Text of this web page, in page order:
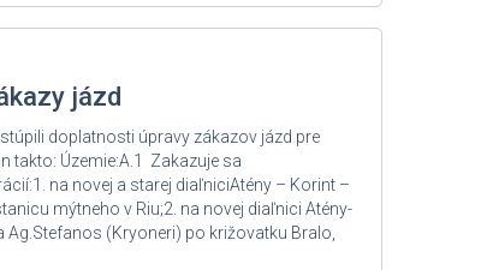
jázd
doplatnosti úpravy zákazov jázd pre
takto: Územie:A.1 Zakazuje sa
na novej a starej diaľniciAtény – Korint –
mýtneho v Riu;2. na novej diaľnici Atény-
(Kryoneri) po križovatku Bralo,